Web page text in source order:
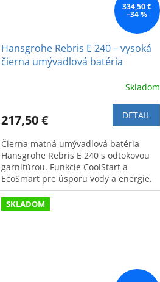
334,50 €
–34 %
Hansgrohe Rebris E 240 – vysoká
čierna umývadlová batéria
Skladom
217,50 € DETAIL
Čierna matná umývadlová batéria
Hansgrohe Rebris E 240 s odtokovou
garnitúrou. Funkcie CoolStart a
EcoSmart pre úsporu vody a energie.
Moderný vysoký dizajn.
SKLADOM